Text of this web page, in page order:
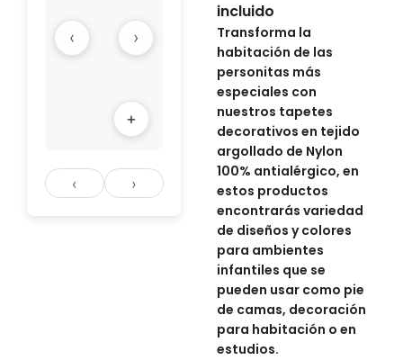
incluido
Transforma la
habitación de las
personitas más
especiales con
nuestros tapetes
decorativos en tejido
argollado de Nylon
100% antialérgico, en
estos productos
encontrarás variedad
de diseños y colores
para ambientes
infantiles que se
pueden usar como pie
de camas, decoración
para habitación o en
estudios.
+
‹ ›
‹ ›